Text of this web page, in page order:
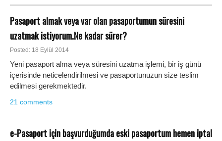
Pasaport almak veya var olan pasaportumun süresini
uzatmak istiyorum.Ne kadar sürer?
Posted: 18 Eylül 2014
Yeni pasaport alma veya süresini uzatma işlemi, bir iş günü
içerisinde neticelendirilmesi ve pasaportunuzun size teslim
edilmesi gerekmektedir.
21 comments
e-Pasaport için başvurduğumda eski pasaportum hemen iptal